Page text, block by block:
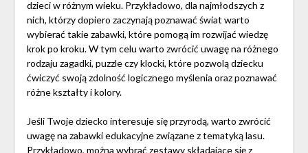
dzieci w różnym wieku. Przykładowo, dla najmłodszych z
nich, którzy dopiero zaczynają poznawać świat warto
wybierać takie zabawki, które pomogą im rozwijać wiedzę
krok po kroku. W tym celu warto zwrócić uwagę na różnego
rodzaju zagadki, puzzle czy klocki, które pozwolą dziecku
ćwiczyć swoją zdolność logicznego myślenia oraz poznawać
różne kształty i kolory.
Jeśli Twoje dziecko interesuje się przyrodą, warto zwrócić
uwagę na zabawki edukacyjne związane z tematyką lasu.
Przykładowo, można wybrać zestawy składające się z